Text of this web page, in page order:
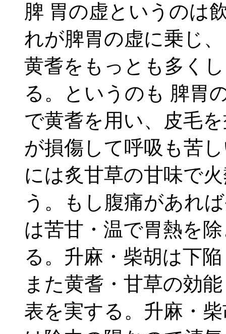
脾 胃の虚というのは
れが脾胃の虚に乗じ
黄耆をもっとも多く
る。というのも 脾胃
で黄耆を用い、皮毛
が損傷して呼吸も苦
には炙甘草の甘味で
う。もし腹痛があれ
は苦甘・温で胃熱を
る。升麻・柴胡は下
また黄耆・甘草の効
表を実する。升麻・